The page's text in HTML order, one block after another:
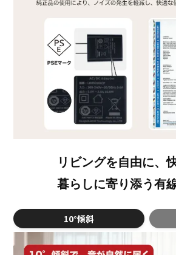
リビングを自由に、
暮らしに寄り添う有
10°傾斜